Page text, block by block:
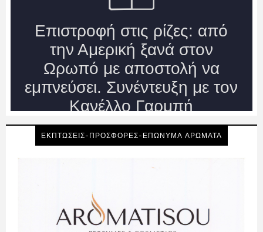
ΕΚΠΤΩΣΕΙΣ-ΠΡΟΣΦΟΡΕΣ-ΕΠΩΝΥΜΑ ΑΡΩΜΑΤΑ